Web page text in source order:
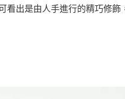
看出是由人手進行的精巧修飾